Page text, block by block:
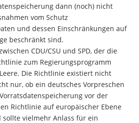
dann (noch) nicht
vom Schutz
und dessen Einschränkungen auf
beschränkt sind.
CDU/CSU und SPD, der die
zum Regierungsprogramm
Die Richtlinie existiert nicht
nur, ob ein deutsches Vorpreschen
vor der
Richtlinie auf europäischer Ebene
sollte vielmehr Anlass für ein